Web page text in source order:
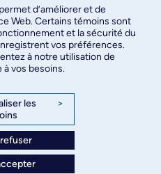
d’améliorer et de
Web. Certains témoins sont
et la sécurité du
vos préférences.
à notre utilisation de
vos besoins.
les
>